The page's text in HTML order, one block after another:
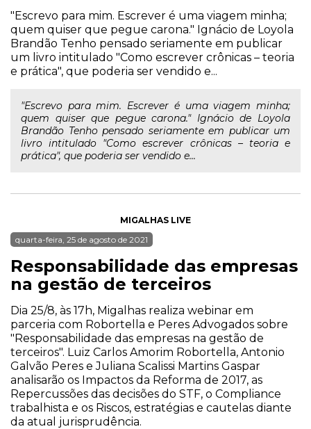
"Escrevo para mim. Escrever é uma viagem minha;
quem quiser que pegue carona." Ignácio de Loyola
Brandão Tenho pensado seriamente em publicar
um livro intitulado "Como escrever crônicas – teoria
e prática", que poderia ser vendido e...
"Escrevo para mim. Escrever é uma viagem minha;
quem quiser que pegue carona." Ignácio de Loyola
Brandão Tenho pensado seriamente em publicar um
livro intitulado "Como escrever crônicas – teoria e
prática", que poderia ser vendido e...
MIGALHAS LIVE
quarta-feira, 25 de agosto de 2021
Responsabilidade das empresas
na gestão de terceiros
Dia 25/8, às 17h, Migalhas realiza webinar em
parceria com Robortella e Peres Advogados sobre
"Responsabilidade das empresas na gestão de
terceiros". Luiz Carlos Amorim Robortella, Antonio
Galvão Peres e Juliana Scalissi Martins Gaspar
analisarão os Impactos da Reforma de 2017, as
Repercussões das decisões do STF, o Compliance
trabalhista e os Riscos, estratégias e cautelas diante
da atual jurisprudência.